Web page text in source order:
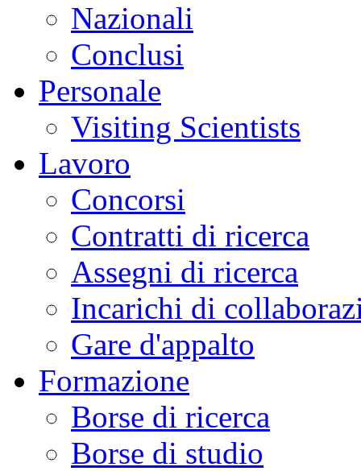
Nazionali
Conclusi
Personale
Visiting Scientists
Lavoro
Concorsi
Contratti di ricerca
Assegni di ricerca
Incarichi di
Gare d'appalto
Formazione
Borse di ricerca
Borse di studio